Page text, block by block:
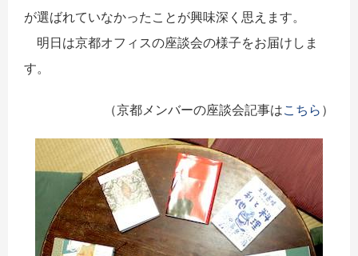
が選ばれていなかったことが興味深く思えます。
明日は京都オフィスの座談会の様子をお届けしま
す。
（京都メンバーの座談会記事はこちら ）